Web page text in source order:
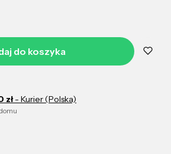
do koszyka
zł- Kurier (Polska)